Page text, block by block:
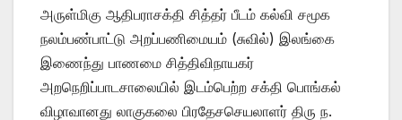
அருள்மிகு ஆதிபராசக்தி சித்தர் பீடம் கல்வி சமூக
நலம்பண்பாட்டு அறப்பணிமையம் (சுவில்) இலங்கை
இணைந்து பாணமை சித்திவிநாயகர்
அறநெறிப்பாடசாலையில் இடம்பெற்ற சக்தி பொங்கல்
விழாவானது லாகுகலை பிரதேசசெயலாளர் திரு ந.